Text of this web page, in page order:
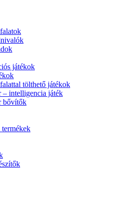
játékok
tölthető játékok
– intelligencia játék
bővítők